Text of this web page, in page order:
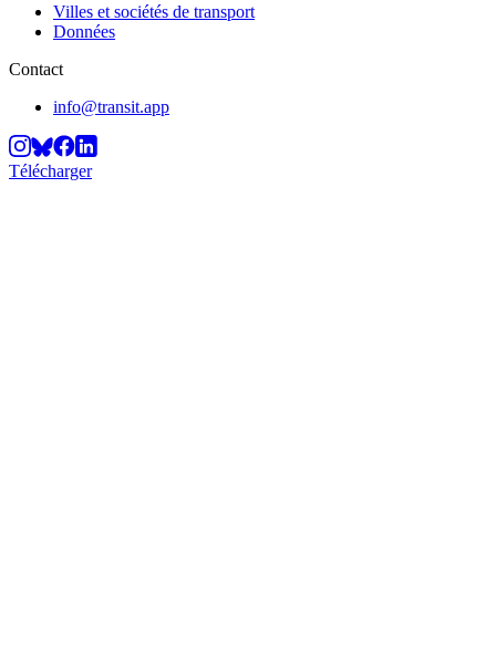
Villes et sociétés de transport
Données
Contact
info@transit.app
Télécharger